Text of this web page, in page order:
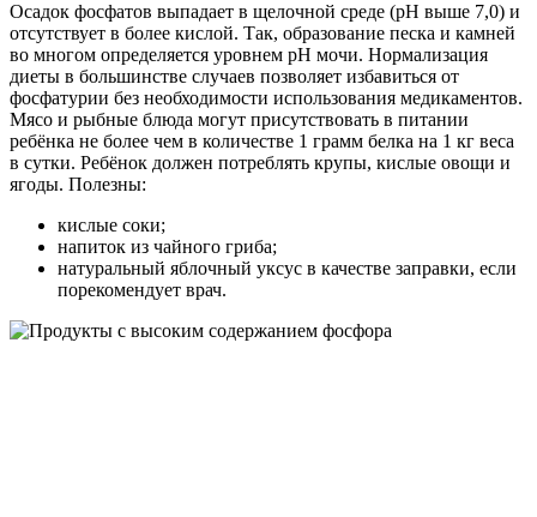
Осадок фосфатов выпадает в щелочной среде (pH выше 7,0) и
отсутствует в более кислой. Так, образование песка и камней
во многом определяется уровнем pH мочи. Нормализация
диеты в большинстве случаев позволяет избавиться от
фосфатурии без необходимости использования медикаментов.
Мясо и рыбные блюда могут присутствовать в питании
ребёнка не более чем в количестве 1 грамм белка на 1 кг веса
в сутки. Ребёнок должен потреблять крупы, кислые овощи и
ягоды. Полезны:
кислые соки;
напиток из чайного гриба;
натуральный яблочный уксус в качестве заправки, если
порекомендует врач.